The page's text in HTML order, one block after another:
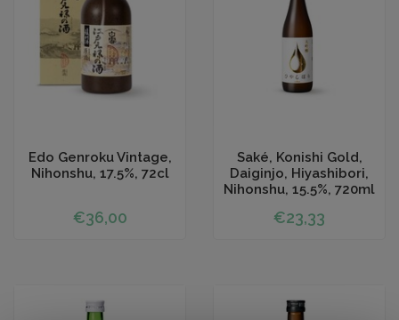
Edo Genroku Vintage,
Nihonshu, 17.5%, 72cl
€36,00
Saké, Konishi Gold,
Daiginjo, Hiyashibori,
Nihonshu, 15.5%, 720ml
€23,33